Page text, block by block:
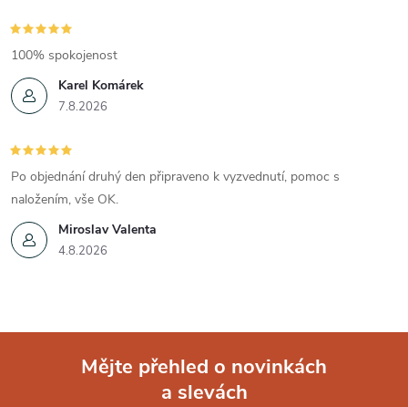
Karel Komárek
7.8.2026
100% spokojenost
Miroslav Valenta
4.8.2026
Po objednání druhý den připraveno k vyzvednutí, pomoc s
naložením, vše OK.
Mějte přehled o novinkách
a slevách